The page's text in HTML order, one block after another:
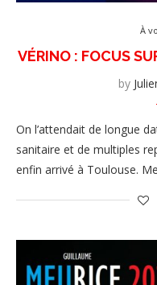
À
VÉRINO : FOCUS
by
On l’attendait de longue
sanitaire et de multiples
enfin arrivé à Toulouse.